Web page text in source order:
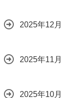
2025年12月
2025年11月
2025年10月